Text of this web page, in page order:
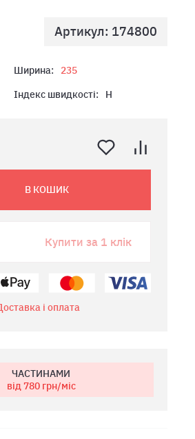
Артикул: 174800
Ширина:
235
Індекс швидкості: H
В КОШИК
Купити за 1 клік
і оплата
ЧАСТИНАМИ
від 780грн/міс